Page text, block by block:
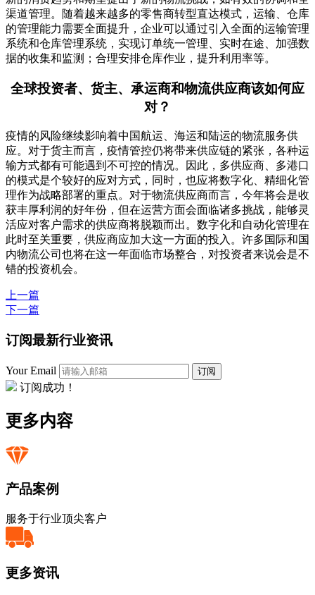
渠道管理。随着越来越多的零售商转型直达模式，运输、仓库
的管理能力需要全面提升，企业可以通过引入全面的运输管理
系统和仓库管理系统，实现订单统一管理、实时在途、加强数
据的收集和监测；合理安排仓库作业，提升利用率等。
全球投资者、货主、承运商和物流供应商该如何应
对？
疫情的风险继续影响着中国航运、海运和陆运的物流服务供
应。对于货主而言，疫情管控仍将带来供应链的紧张，各种运
输方式都有可能遇到不可控的情况。因此，多供应商、多港口
的模式是个较好的应对方式，同时，也应将数字化、精细化管
理作为战略部署的重点。对于物流供应商而言，今年将会是收
获丰厚利润的好年份，但在运营方面会面临诸多挑战，能够灵
活应对客户需求的供应商将脱颖而出。数字化和自动化管理在
此时至关重要，供应商应加大这一方面的投入。许多国际和国
内物流公司也将在这一年面临市场整合，对投资者来说会是不
错的投资机会。
上一篇
下一篇
订阅最新行业资讯
Your Email 订阅
订阅成功！
更多内容
产品案例
服务于行业顶尖客户
更多资讯